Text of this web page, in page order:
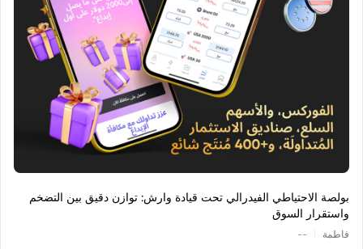
بولصة الاحتياطي الفيدرالي تحت قيادة وارش: توازن دقيق بين التضخم
واستقرار السوق
فاطمة --